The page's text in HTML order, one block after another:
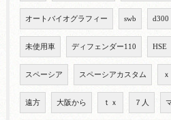
オートバイオグラフィー swb d300
未使用車 ディフェンダー110 HSE
スペーシア スペーシアカスタム
遠方 大阪から ｔｘ ７人